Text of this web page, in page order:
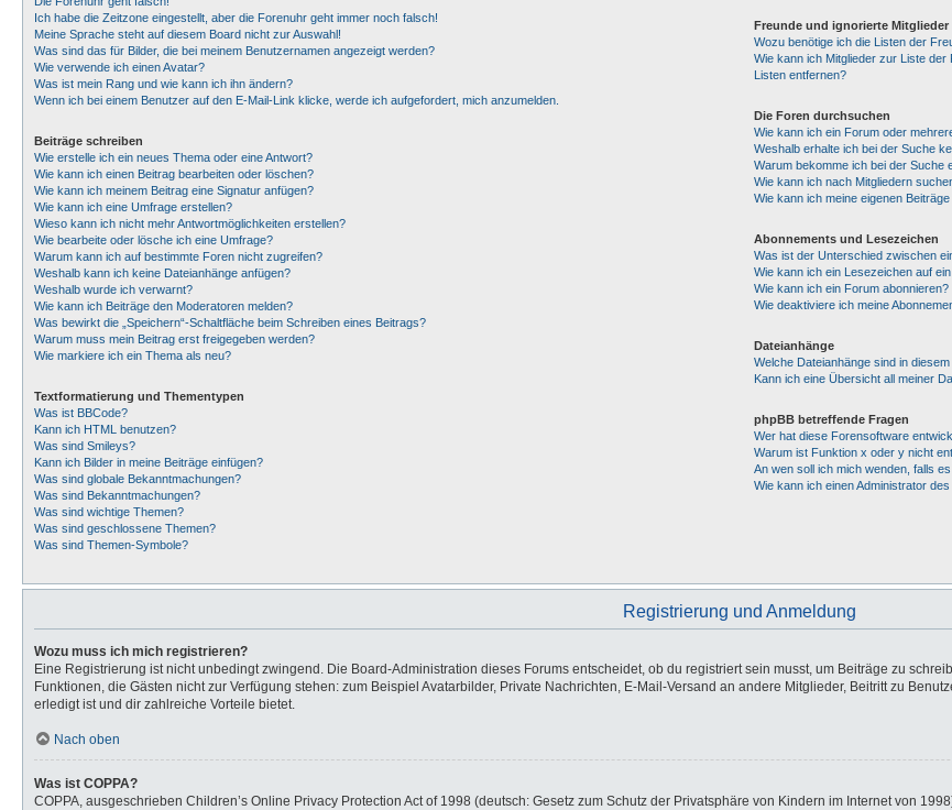
Ich habe die Zeitzone eingestellt, aber die Forenuhr geht immer noch falsch!
Meine Sprache steht auf diesem Board nicht zur Auswahl!
Was sind das für Bilder, die bei meinem Benutzernamen angezeigt werden?
Wie verwende ich einen Avatar?
Was ist mein Rang und wie kann ich ihn ändern?
Wenn ich bei einem Benutzer auf den E-Mail-Link klicke, werde ich aufgefordert, mich anzumelden.
Beiträge schreiben
Wie erstelle ich ein neues Thema oder eine Antwort?
Wie kann ich einen Beitrag bearbeiten oder löschen?
Wie kann ich meinem Beitrag eine Signatur anfügen?
Wie kann ich eine Umfrage erstellen?
Wieso kann ich nicht mehr Antwortmöglichkeiten erstellen?
Wie bearbeite oder lösche ich eine Umfrage?
Warum kann ich auf bestimmte Foren nicht zugreifen?
Weshalb kann ich keine Dateianhänge anfügen?
Weshalb wurde ich verwarnt?
Wie kann ich Beiträge den Moderatoren melden?
Was bewirkt die „Speichern“-Schaltfläche beim Schreiben eines Beitrags?
Warum muss mein Beitrag erst freigegeben werden?
Wie markiere ich ein Thema als neu?
Textformatierung und Thementypen
Was ist BBCode?
Kann ich HTML benutzen?
Was sind Smileys?
Kann ich Bilder in meine Beiträge einfügen?
Was sind globale Bekanntmachungen?
Was sind Bekanntmachungen?
Was sind wichtige Themen?
Was sind geschlossene Themen?
Was sind Themen-Symbole?
Freunde und ignorierte Mitglieder
Wozu benötige ich die Listen der
Wie kann ich Mitglieder zur Liste
Listen entfernen?
Die Foren durchsuchen
Wie kann ich ein Forum oder
Weshalb erhalte ich bei der Suche
Warum bekomme ich bei der Suche
Wie kann ich nach Mitgliedern
Wie kann ich meine eigenen
Abonnements und Lesezeichen
Was ist der Unterschied zwischen
Wie kann ich ein Lesezeichen auf
Wie kann ich ein Forum abonnieren?
Wie deaktiviere ich meine
Dateianhänge
Welche Dateianhänge sind in
Kann ich eine Übersicht all meiner
phpBB betreffende Fragen
Wer hat diese Forensoftware
Warum ist Funktion x oder y nicht
An wen soll ich mich wenden, falls
Wie kann ich einen Administrator
Registrierung und Anmeldung
Wozu muss ich mich registrieren?
Eine Registrierung ist nicht unbedingt zwingend. Die Board-Administration dieses Forums entscheidet, ob du registriert sein musst, um Beiträge zu
Funktionen, die Gästen nicht zur Verfügung stehen: zum Beispiel Avatarbilder, Private Nachrichten, E-Mail-Versand an andere Mitglieder, Beitritt zu
erledigt ist und dir zahlreiche Vorteile bietet.
Nach oben
Was ist COPPA?
COPPA, ausgeschrieben Children’s Online Privacy Protection Act of 1998 (deutsch: Gesetz zum Schutz der Privatsphäre von Kindern im Internet von